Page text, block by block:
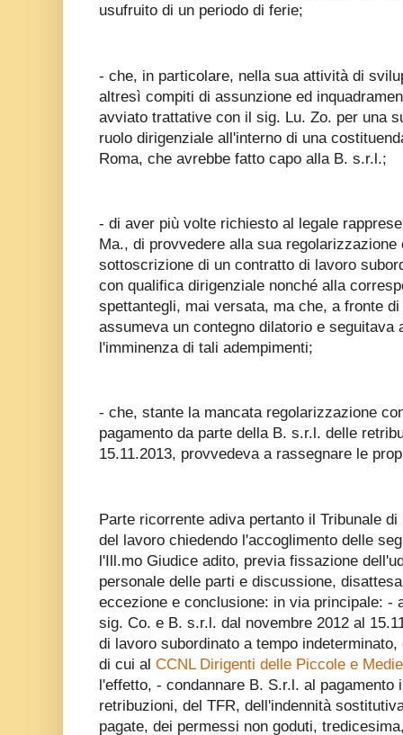
usufruito di un periodo di ferie;
- che, in particolare, nella sua attività di
altresì compiti di assunzione ed
avviato trattative con il sig. Lu. Zo. per una
ruolo dirigenziale all'interno di una
Roma, che avrebbe fatto capo alla B. s.r.l.;
- di aver più volte richiesto al legale
Ma., di provvedere alla sua regolarizzazione
sottoscrizione di un contratto di lavoro
con qualifica dirigenziale nonché alla
spettantegli, mai versata, ma che, a fronte
assumeva un contegno dilatorio e seguitava
l'imminenza di tali adempimenti;
- che, stante la mancata regolarizzazione
pagamento da parte della B. s.r.l. delle
15.11.2013, provvedeva a rassegnare le
Parte ricorrente adiva pertanto il Tribunale
del lavoro chiedendo l'accoglimento delle
l'Ill.mo Giudice adito, previa fissazione
personale delle parti e discussione,
eccezione e conclusione: in via principale: -
sig. Co. e B. s.r.l. dal novembre 2012 al
di lavoro subordinato a tempo
di cui al CCNL Dirigenti delle Piccole e
l'effetto, - condannare B. S.r.l. al pagamento
retribuzioni, del TFR, dell'indennità
pagate, dei permessi non goduti,